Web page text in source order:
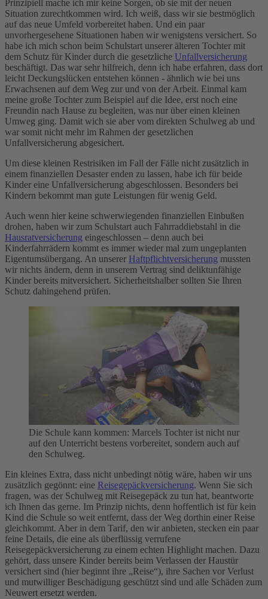
Prinzipiell mache ich mir keine Sorgen, ob sie mit der neuen
Situation zurechtkommen wird. Ich weiß, dass wir sie bestmöglich
auf das neue Umfeld vorbereitet haben. Und ein paar
unvorhergesehene Situationen haben wir wenigstens versichert. So
habe ich mich schon beim Schulstart unserer älteren Tochter mit
dem Schutz für Kinder durch die gesetzliche Unfallversicherung
beschäftigt. Das war sehr hilfreich, denn ich habe erfahren, dass dort
leicht Deckungslücken entstehen können - ähnlich wie bei uns
Erwachsenen auf dem Weg zur und von der Arbeit. Einmal kam
meine große Tochter zum Beispiel auf die Idee, erst noch eine
Freundin nach Hause zu begleiten, was nur über einen kleinen
Umweg ging. Damit wich sie aber vom direkten Schulweg ab und
war somit nicht mehr im Rahmen der gesetzlichen
Unfallversicherung abgesichert.
Um diese kleinen Restrisiken im Fall der Fälle nicht zusätzlich in
einem finanziellen Desaster enden zu lassen, habe ich für beide
Kinder eine Unfallversicherung abgeschlossen. Besonders bei
Kindern bekommt man gute Leistungen für wenig Geld.
Auch wenn hier keine schwerwiegenden finanziellen Einbußen
drohen, haben wir zum Schulstart auch Fahrraddiebstahl in die
Hausratversicherung eingeschlossen – denn auch bei
Kinderfahrrädern kommt es immer wieder mal zum ungeplanten
Eigentumsübergang. An unserer Haftpflichtversicherung mussten
wir nichts ändern, denn in unserem Vertrag sind deliktunfähige
Kinder bereits mitversichert. Sicherheitshalber sollten Sie Ihren
Schutz dahingehend prüfen.
Die Schule kann kommen: Marcels Tochter ist nicht nur
auf den Unterricht bestens vorbereitet, sondern auch auf
den Schulweg.
Ein kleines Extra, dass nicht unbedingt nötig wäre, haben wir uns
zusätzlich gegönnt: eine Reisegepäckversicherung. Wenn Sie sich
fragen, was der Schulweg mit Reisegepäck zu tun hat, beantworte
ich Ihnen das gerne. Im Prinzip nichts, denn hoffentlich ist für kein
Kind die Schule so weit entfernt, dass der Weg dorthin einer Reise
gleichkommt. Aber in dem Tarif, den wir anbieten, stecken ein paar
feine Details, die eine als überflüssig verrufene
Reisegepäckversicherung zu einem echten Highlight machen. Dazu
gehört, dass unsere Kinder bereits beim Verlassen der Haustür
versichert sind (hier beginnt ihre „Reise“), ihre Sachen vor Verlust
und mutwilliger Beschädigung geschützt sind und alle Schäden zum
Neuwert ersetzt werden.